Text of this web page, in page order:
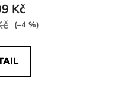
Kč
(–4 %)